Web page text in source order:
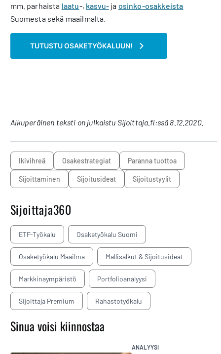
mm. parhaista laatu-, kasvu- ja osinko-osakkeista
Suomesta sekä maailmalta.
TUTUSTU OSAKETYÖKALUUN!
Alkuperäinen teksti on julkaistu Sijoittaja.fi:ssä 8.12.2020.
ikivihreä osakestrategiat paranna tuottoa
sijoittaminen sijoitusideat sijoitustyylit
Sijoittaja360
ETF-Työkalu Osaketyökalu Suomi
Osaketyökalu Maailma Mallisalkut & Sijoitusideat
Markkinaympäristö Portfolioanalyysi
Sijoittaja Premium Rahastotyökalu
Sinua voisi kiinnostaa
ANALYYSI